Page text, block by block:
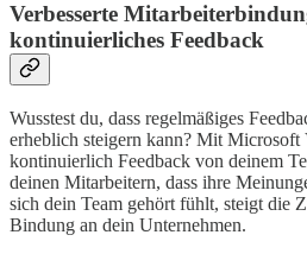
Verbesserte
kontinuierliches Feedback
Wusstest du, dass regelmäßiges
erheblich steigern kann? Mit
kontinuierlich Feedback von deinem
deinen Mitarbeitern, dass ihre
sich dein Team gehört fühlt, steigt die
Bindung an dein Unternehmen.